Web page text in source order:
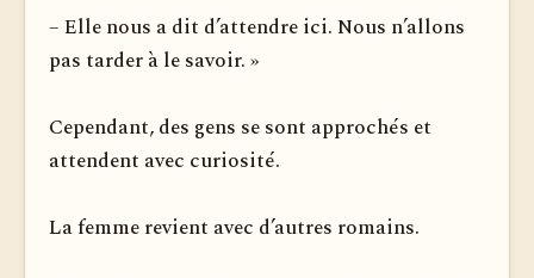
– Elle nous a dit d’attendre ici. Nous n’allons
pas tarder à le savoir. »
Cependant, des gens se sont approchés et
attendent avec curiosité.
La femme revient avec d’autres romains.